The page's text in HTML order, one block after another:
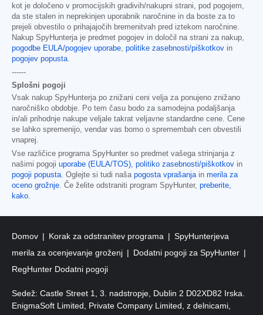
kot je določeno v promocijskih gradivih/nakupni strani, pod pogojem,
da ste stalen in neprekinjen uporabnik naročnine in da boste za to
prejeli obvestilo o prihajajočih bremenitvah pred iztekom naročnine.
Nakup SpyHunterja je predmet pogojev in določil na strani za nakup,
pogodbe EULA/pogojev uporabe politike zasebnosti/piškotkov in
pogojev popusta
------
Splošni pogoji
Vsak nakup SpyHunterja po znižani ceni velja za ponujeno znižano
naročniško obdobje. Po tem času bodo za samodejna podaljšanja
in/ali prihodnje nakupe veljale takrat veljavne standardne cene. Cene
se lahko spremenijo, vendar vas bomo o spremembah cen obvestili
vnaprej.
Vse različice programa SpyHunter so predmet vašega strinjanja z
našimi pogoji uporabe (EULA/TOS) politiko zasebnosti/piškotkov in
pogoji popusta . Oglejte si tudi naša pogosta vprašanja in merila za
oceno grožnje . Če želite odstraniti program SpyHunter, preberite,
kako
Domov Korak za odstranitev programa
SpyHunterjeva
merila za ocenjevanje groženj
Dodatni pogoji za SpyHunter
RegHunter Dodatni pogoji
Sedež: Castle Street 1, 3. nadstropje, Dublin 2 D02XD82 Irska.
EnigmaSoft Limited, Private Company Limited, z delnicami,